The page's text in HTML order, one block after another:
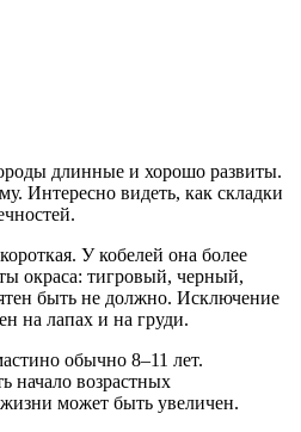
длинные и хорошо развиты.
Интересно видеть, как складки
У кобелей она более
окраса: тигровый, черный,
быть не должно. Исключение
на лапах и на груди.
обычно 8–11 лет.
начало возрастных
может быть увеличен.